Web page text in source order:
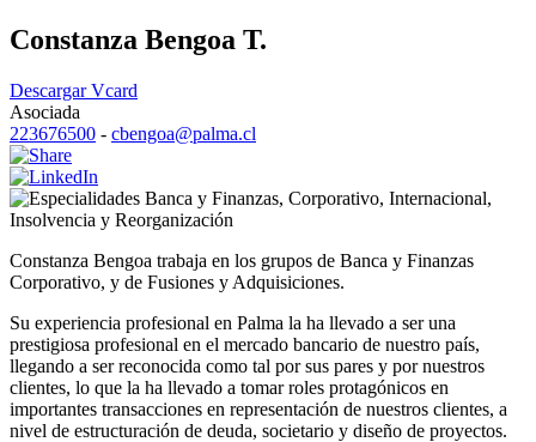
Constanza Bengoa T.
Descargar Vcard
Asociada
223676500 - cbengoa@palma.cl
Banca y Finanzas, Corporativo, Internacional,
Insolvencia y Reorganización
Constanza Bengoa trabaja en los grupos de Banca y Finanzas
Corporativo, y de Fusiones y Adquisiciones.
Su experiencia profesional en Palma la ha llevado a ser una
prestigiosa profesional en el mercado bancario de nuestro país,
llegando a ser reconocida como tal por sus pares y por nuestros
clientes, lo que la ha llevado a tomar roles protagónicos en
importantes transacciones en representación de nuestros clientes, a
nivel de estructuración de deuda, societario y diseño de proyectos.